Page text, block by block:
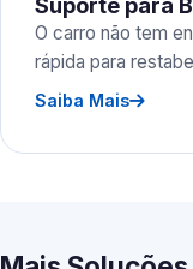
O carro não tem
rápida para
Saiba Mais